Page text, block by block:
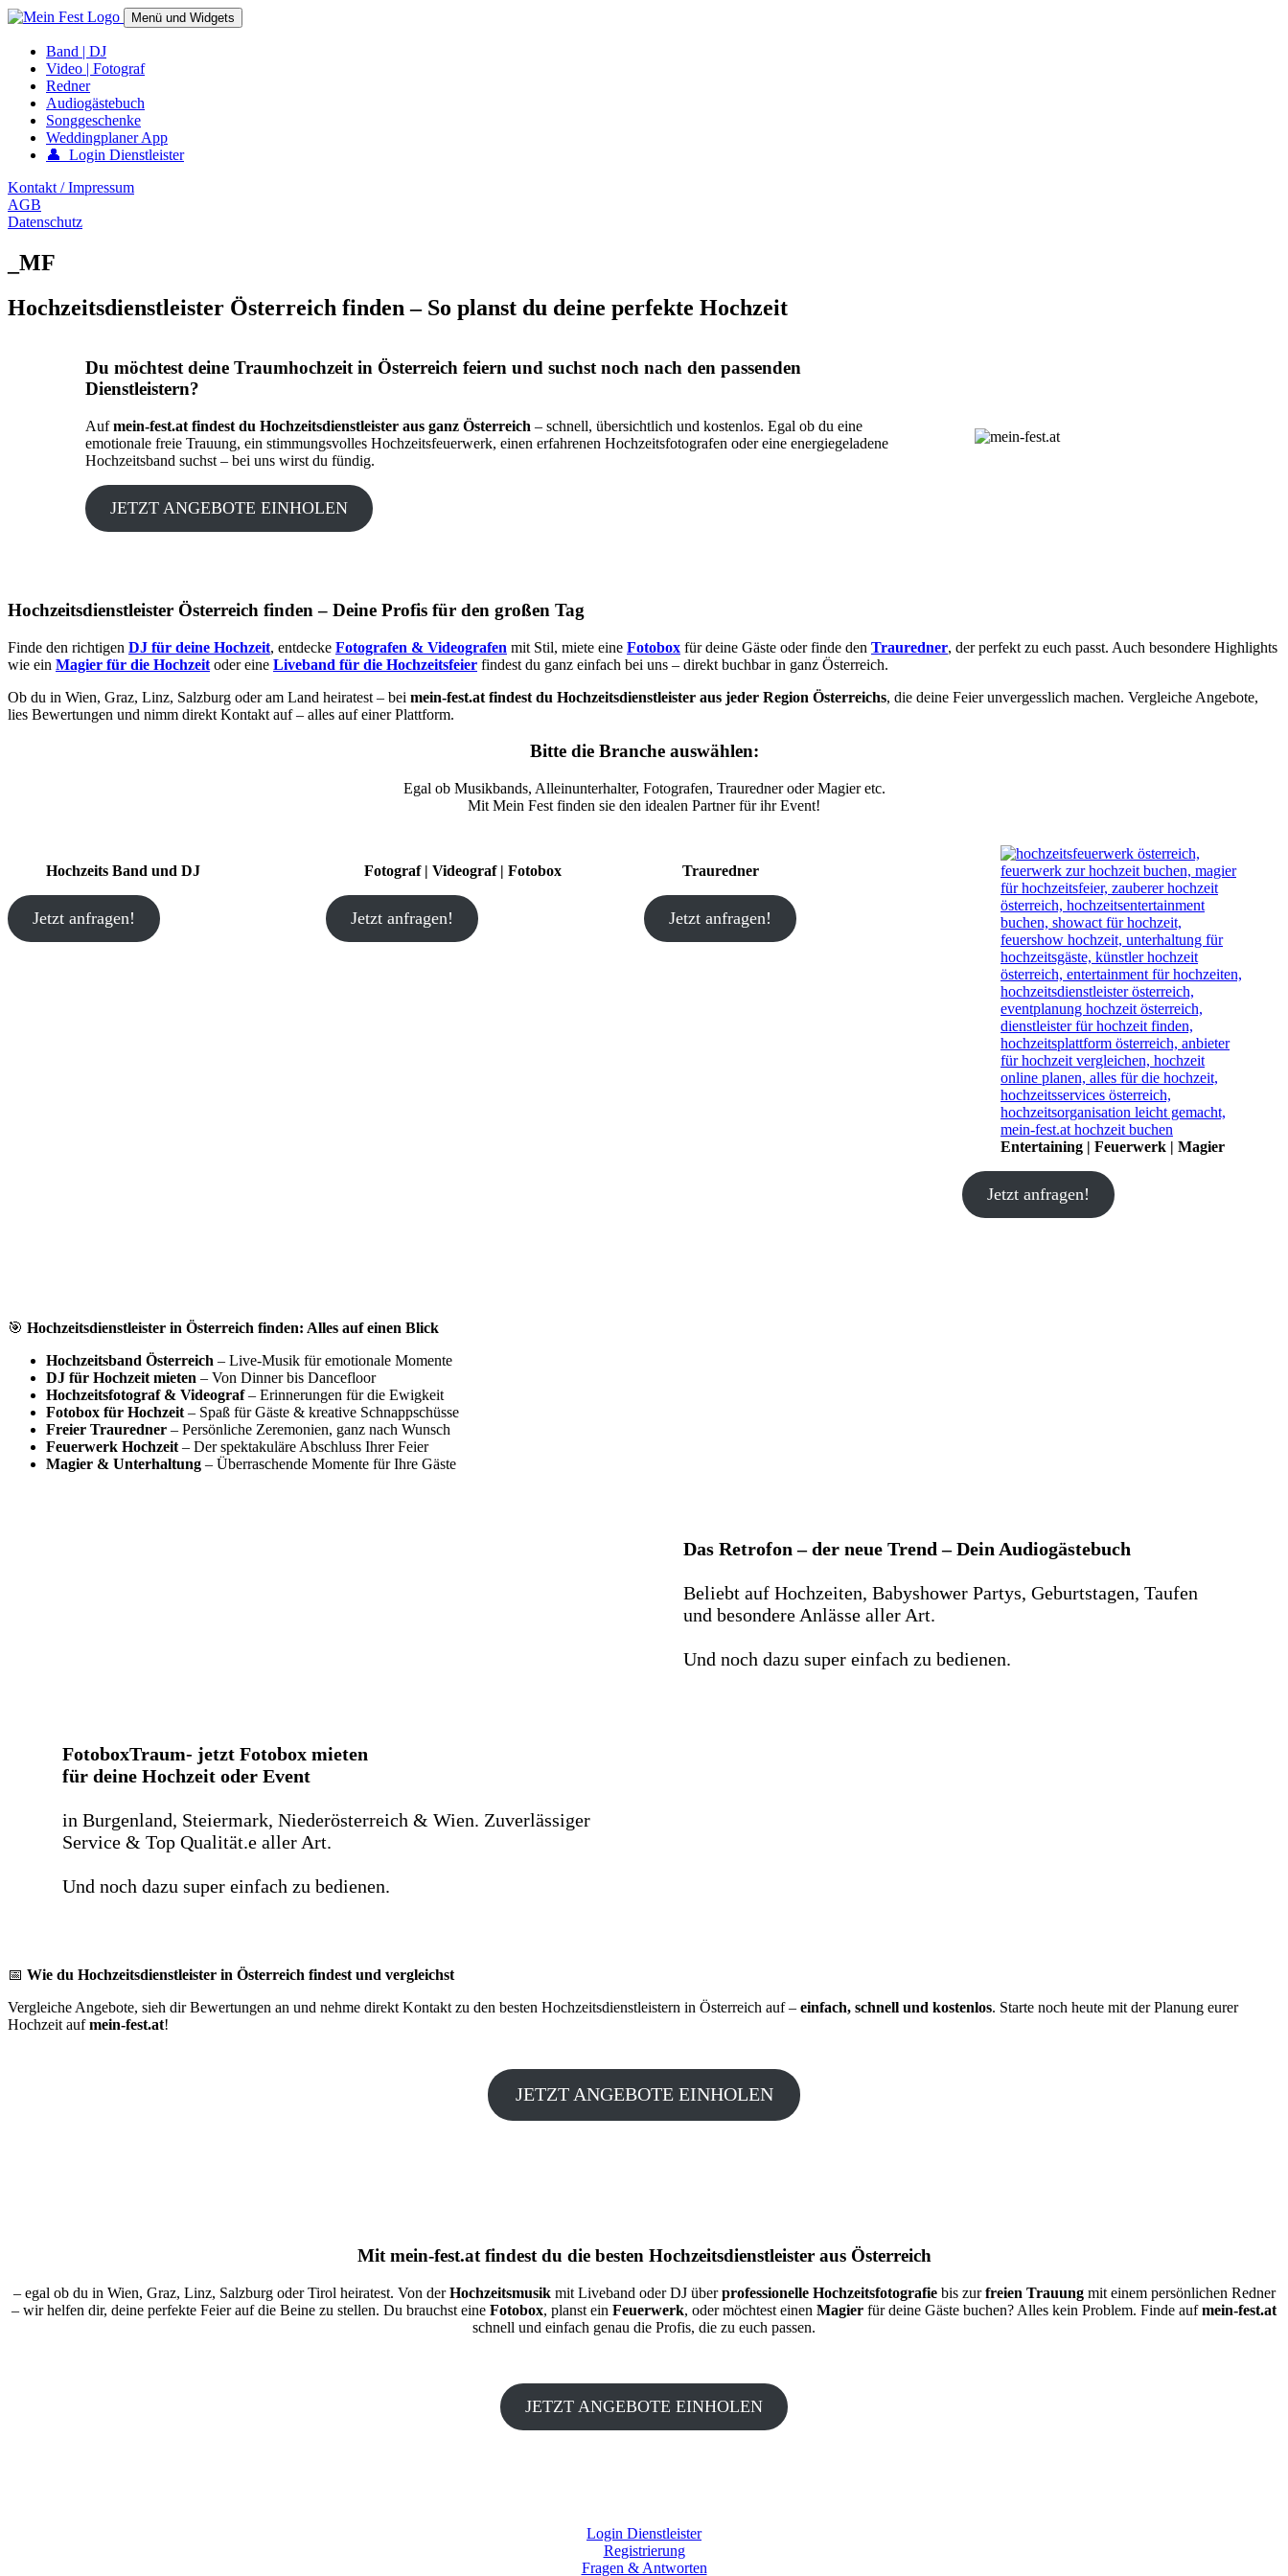
Springe
Inhalt
mein-fest.at – Band / Fotograf für Hochzeit oder Fest buchen!
Menü und Widgets
Band | DJ
Video | Fotograf
Redner
Audiogästebuch
Songgeschenke
Weddingplaner App
👤 Login Dienstleister
Kontakt / Impressum
AGB
Datenschutz
_MF
Hochzeitsdienstleister Österreich finden – So planst du deine perfekte Hochzeit
Du möchtest deine Traumhochzeit in Österreich feiern und suchst noch nach den passenden
Dienstleistern?
Aufmein-fest.at findest du Hochzeitsdienstleister aus ganz Österreich – schnell, übersichtlich und kostenlos. Egal ob du eine
emotionale freie Trauung, ein stimmungsvolles Hochzeitsfeuerwerk, einen erfahrenen Hochzeitsfotografen oder eine energiegeladene
Hochzeitsband suchst – bei uns wirst du fündig.
JETZT ANGEBOTE EINHOLEN
Hochzeitsdienstleister Österreich finden – Deine Profis für den großen Tag
Finde den richtigen DJ für deine Hochzeit, entdecke Fotografen & Videografen mit Stil, miete eine Fotobox für deine Gäste oder finde den Trauredner, der perfekt zu euch passt. Auch besondere Highlights
wie ein Magier für die Hochzeit oder eine Liveband für die Hochzeitsfeier findest du ganz einfach bei uns – direkt buchbar in ganz Österreich.
Ob du in Wien, Graz, Linz, Salzburg oder am Land heiratest – bei mein-fest.at findest du Hochzeitsdienstleister aus jeder Region Österreichs, die deine Feier unvergesslich machen. Vergleiche Angebote,
lies Bewertungen und nimm direkt Kontakt auf – alles auf einer Plattform.
Bitte die Branche auswählen:
Egal ob Musikbands, Alleinunterhalter, Fotografen, Trauredner oder Magier etc.
Mit Mein Fest finden sie den idealen Partner für ihr Event!
Hochzeits Band und DJ
Jetzt anfragen!
Fotograf | Videograf | Fotobox
Jetzt anfragen!
Trauredner
Jetzt anfragen!
Entertaining | Feuerwerk | Magier
Jetzt anfragen!
🎯 Hochzeitsdienstleister in Österreich finden: Alles auf einen Blick
Hochzeitsband Österreich – Live-Musik für emotionale Momente
DJ für Hochzeit mieten – Von Dinner bis Dancefloor
Hochzeitsfotograf & Videograf– Erinnerungen für die Ewigkeit
Fotobox für Hochzeit – Spaß für Gäste & kreative Schnappschüsse
Freier Trauredner – Persönliche Zeremonien, ganz nach Wunsch
Feuerwerk Hochzeit – Der spektakuläre Abschluss Ihrer Feier
Magier & Unterhaltung – Überraschende Momente für Ihre Gäste
Das Retrofon – der neue Trend – Dein Audiogästebuch
Beliebt auf Hochzeiten, Babyshower Partys, Geburtstagen, Taufen
und besondere Anlässe aller Art.
Und noch dazu super einfach zu bedienen.
FotoboxTraum- jetzt Fotobox mieten
für deine Hochzeit oder Event
in Burgenland, Steiermark, Niederösterreich & Wien. Zuverlässiger
Service & Top Qualität.e aller Art.
Und noch dazu super einfach zu bedienen.
📅 Wie du Hochzeitsdienstleister in Österreich findest und vergleichst
Vergleiche Angebote, sieh dir Bewertungen an und nehme direkt Kontakt zu den besten Hochzeitsdienstleistern in Österreich auf – einfach, schnell und kostenlos. Starte noch heute mit der Planung eurer
Hochzeit aufmein-fest.at!
JETZT ANGEBOTE EINHOLEN
Mitmein-fest.atfindest du die besten Hochzeitsdienstleister aus Österreich
– egal ob du in Wien, Graz, Linz, Salzburg oder Tirol heiratest. Von derHochzeitsmusikmit Liveband oder DJ überprofessionelle Hochzeitsfotografiebis zurfreien Trauungmit einem persönlichen Redner
– wir helfen dir, deine perfekte Feier auf die Beine zu stellen. Du brauchst eine Fotobox, planst ein Feuerwerk, oder möchtest einen Magier für deine Gäste buchen? Alles kein Problem. Finde aufmein-fest.at
schnell und einfach genau die Profis, die zu euch passen.
JETZT ANGEBOTE EINHOLEN
Login Dienstleister
Registrierung
Fragen & Antworten